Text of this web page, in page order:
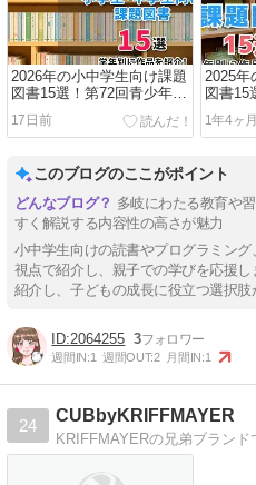
2026年の小中学生向け課題
図書15選！第72回青少年読
書感想文全国コンクール課
題図書について
17日前
2025年
図書15
書感想
題図書
1年4ヶ
このブログのここがポイント
多岐にわたる教育や
すく解説する内容性の高さが魅力
小中学生向けの読書やプログラミン
視点で紹介し、親子での学びを応援
紹介し、子どもの成長に役立つ選択肢
2064255 3
週間IN:1 週間OUT:2 月間IN:1
24
CUBbyKRIFFMAYER